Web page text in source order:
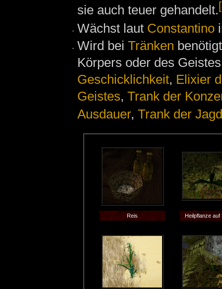
sie auch teuer gehandelt.
Wächst laut Constantino
Wird bei Tränken
Körpers oder des
Geschicklichkeit, Elixier
Geistes, Trank der
Ausdauer, Trank der Jagd
Reis Heilpflanze auf